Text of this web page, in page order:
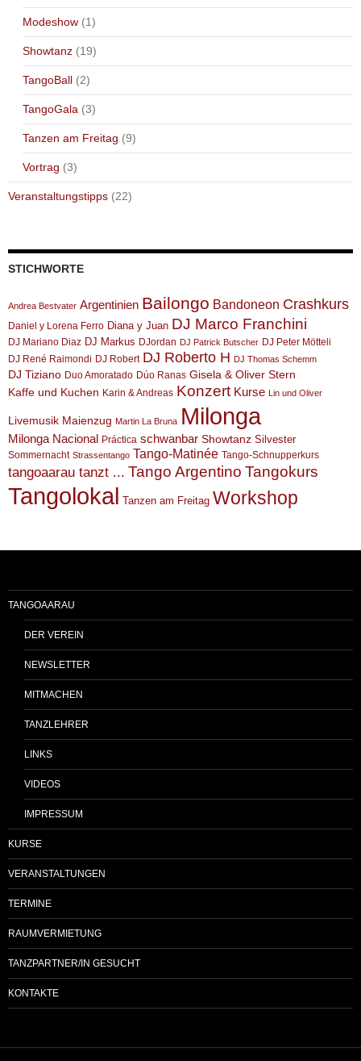
Modeshow (1)
Showtanz (19)
TangoBall (2)
TangoGala (3)
Tanzen am Freitag (9)
Vortrag (3)
Veranstaltungstipps (22)
STICHWORTE
Andrea Bestvater Argentinien Bailongo Bandoneon Crashkurs
Daniel y Lorena Ferro Diana y Juan DJ Marco Franchini
DJ Mariano Diaz DJ Markus DJordan DJ Patrick Butscher DJ Peter Mötteli
DJ René Raimondi DJ Robert DJ Roberto H DJ Thomas Schemm
DJ Tiziano Duo Amoratado Dúo Ranas Gisela & Oliver Stern
Kaffe und Kuchen Karin & Andreas Konzert Kurse Lin und Oliver
Livemusik Maienzug Martin La Bruna Milonga
Milonga Nacional Práctica schwanbar Showtanz Silvester
Sommernacht Strassentango Tango-Matinée Tango-Schnupperkurs
tangoaarau tanzt ... Tango Argentino Tangokurs
Tangolokal Tanzen am Freitag Workshop
TANGOAARAU
DER VEREIN
NEWSLETTER
MITMACHEN
TANZLEHRER
LINKS
VIDEOS
IMPRESSUM
KURSE
VERANSTALTUNGEN
TERMINE
RAUMVERMIETUNG
TANZPARTNER/IN GESUCHT
KONTAKTE